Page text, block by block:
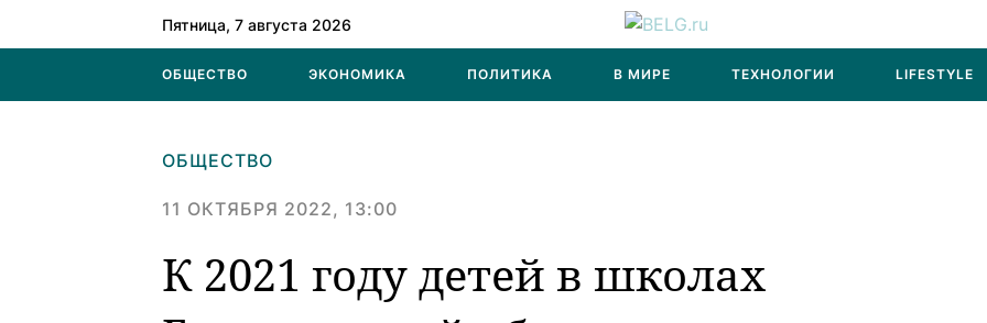
Пятница, 7 августа 2026
ОБЩЕСТВО ЭКОНОМИКА ПОЛИТИКА В МИРЕ ТЕХНОЛОГИИ LIFESTYLE
ОБЩЕСТВО
11 ОКТЯБРЯ 2022, 13:00
К 2021 году детей в школах